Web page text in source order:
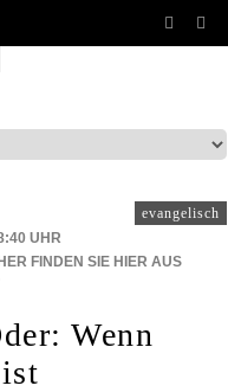
evangelisch
UHR
FINDEN SIE HIER AUS
Wenn